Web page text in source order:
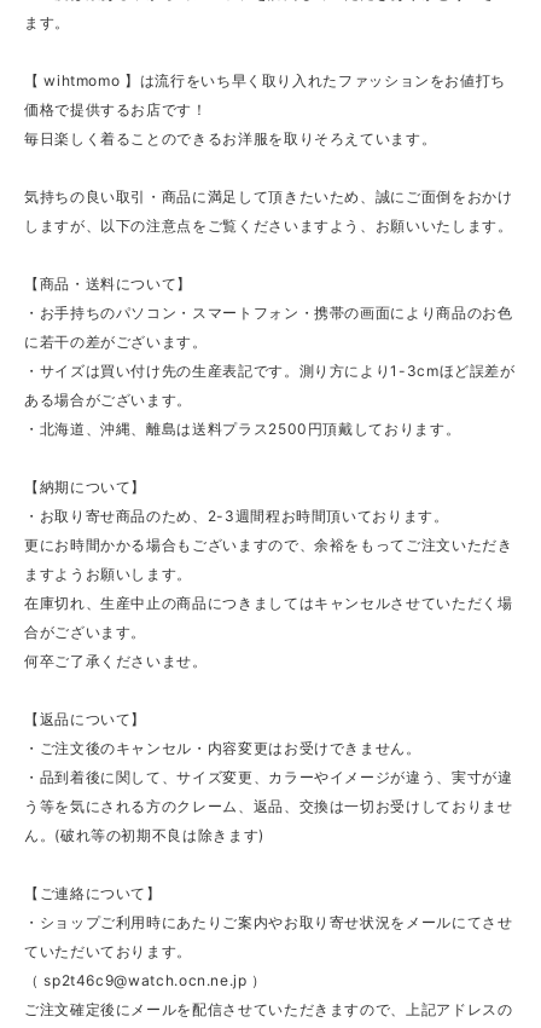
ます。
【 wihtmomo 】は流行をいち早く取り入れたファッションをお値打ち
価格で提供するお店です！
毎日楽しく着ることのできるお洋服を取りそろえています。
気持ちの良い取引・商品に満足して頂きたいため、誠にご面倒をおかけ
しますが、以下の注意点をご覧くださいますよう、お願いいたします。
【商品・送料について】
・お手持ちのパソコン・スマートフォン・携帯の画面により商品のお色
に若干の差がございます。
・サイズは買い付け先の生産表記です。測り方により1-3cmほど誤差が
ある場合がございます。
・北海道、沖縄、離島は送料プラス2500円頂戴しております。
【納期について】
・お取り寄せ商品のため、2-3週間程お時間頂いております。
更にお時間かかる場合もございますので、余裕をもってご注文いただき
ますようお願いします。
在庫切れ、生産中止の商品につきましてはキャンセルさせていただく場
合がございます。
何卒ご了承くださいませ。
【返品について】
・ご注文後のキャンセル・内容変更はお受けできません。
・品到着後に関して、サイズ変更、カラーやイメージが違う、実寸が違
う等を気にされる方のクレーム、返品、交換は一切お受けしておりませ
ん。(破れ等の初期不良は除きます)
【ご連絡について】
・ショップご利用時にあたりご案内やお取り寄せ状況をメールにてさせ
ていただいております。
（sp2t46c9@watch.ocn.ne.jp ）
ご注文確定後にメールを配信させていただきますので、上記アドレスの